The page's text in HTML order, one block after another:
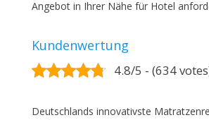
Angebot in Ihrer Nähe für Hotel
Kundenwertung
4.8/5 - (634
Deutschlands innovativste